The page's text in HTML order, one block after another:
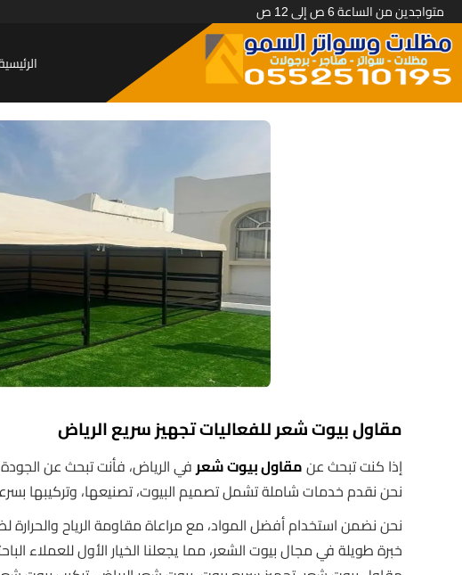
متواجدين من الساعة 6 ص إلى 12 ص
مقاول بيوت شعر للفعاليات تجهيز سريع الرياض
إذا كنت تبحث عنمقاول بيوت شعرفي الرياض، فأنت تبحث عن الجودة
نحن نقدم خدمات شاملة تشمل تصميم البيوت، تصنيعها، وتركيبها
نحن نضمن استخدام أفضل المواد، مع مراعاة مقاومة الرياح والحرارة
خبرة طويلة في مجال بيوت الشعر، مما يجعلنا الخيار الأول للعملاء